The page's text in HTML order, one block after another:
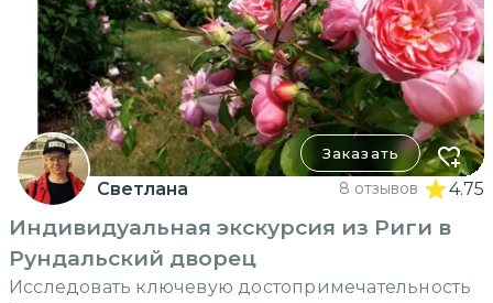
Заказать
Светлана 8 отзывов 4.75
Индивидуальная экскурсия из Риги в
Рундальский дворец
Исследовать ключевую достопримечательность